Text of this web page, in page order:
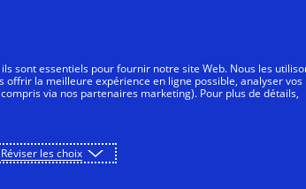
sont essentiels pour fournir notre site Web. Nous les
la meilleure expérience en ligne possible, analyser vos
via nos partenaires marketing). Pour plus de détails,
Réviser les choix